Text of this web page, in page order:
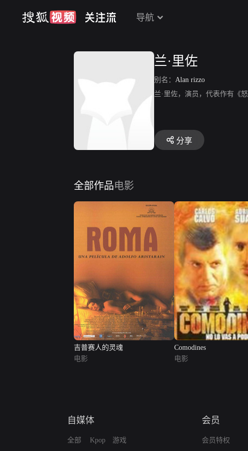
导航
兰·里佐
别名： Alan rizzo
兰·里佐，演员，代表作有《怒
分享
全部作品电影
吉普赛人的灵魂
电影
Comodines
电影
自媒体
全部 Kpop 游戏
会员
会员特权